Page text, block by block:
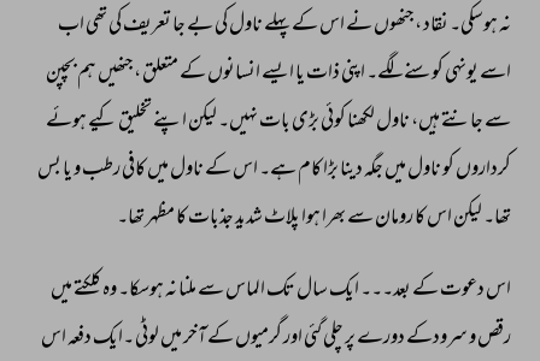
نہ ہوسکی۔ نقاد ،جنھوں نے اس کے پہلے ناول کی بے جا تعریف کی تھی اب
اسے یونہی کوسنے لگے۔ اپنی ذات یا ایسے انسانوں کے متعلق ،جنھیں ہم بچپن
سے جانتے ہیں، ناول لکھنا کوئی بڑی بات نہیں۔ لیکن اپنے تخلیق کیے ہوئے
کرداروں کو ناول میں جگہ دینا بڑا کام ہے۔ اس کے ناول میں کافی رطب و یا بس
تھا۔ لیکن اس کا رومان سے بھرا ہوا پلاٹ شدید جذبات کا مظہر تھا۔
اس دعوت کے بعد۔۔۔ ایک سال تک الماس سے ملنا نہ ہوسکا۔ وہ کلکتے میں
رقص و سرودکے دورے پر چلی گئی اور گرمیوں کے آخر میں لوٹی ۔ایک دفعہ اس